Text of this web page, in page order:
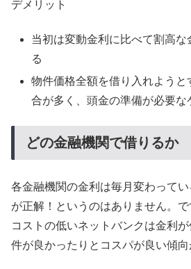
デメリット
当初は変動金利に比べて割高な
る
物件価格全額を借り入れよう
合が多く、頭金の準備が必要な
どの金融機関で借りるか
各金融機関の金利は毎月変わって
が正解！というのはありません。
コストの低いネットバンクは金利
件が良かったりとコスパが良い傾向